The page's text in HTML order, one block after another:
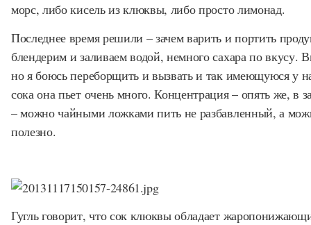
морс, либо кисель из клюквы, либо просто лимонад.
Последнее время решили – зачем варить и портить
блендерим и заливаем водой, немного сахара по вкусу.
но я боюсь переборщить и вызвать и так имеющуюся у
сока она пьет очень много. Концентрация – опять же, в
– можно чайными ложками пить не разбавленный, а
полезно.
Гугль говорит, что сок клюквы обладает